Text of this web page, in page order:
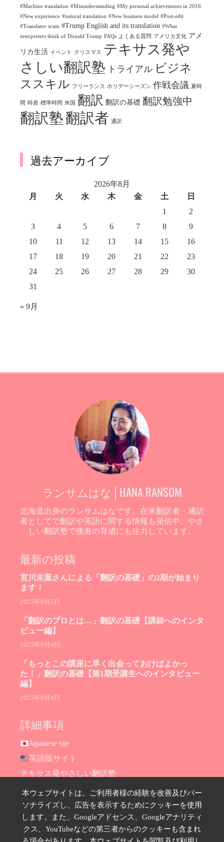
#Machine translation #Misunderstanding #My personal achievements in 2016
#New experience #natural translation #New business model #Post-edit
#Translator scam #Trump English and its translation #What
interpreters think of Donald Trump FAQs よくある質問 アメリカ文化 アメ
リカ生活 イベント クリスマス
テキサス発や
さしい翻訳塾 トライアル ビジネ
ススキル フリーランス ホリデーシーズン 作戦会議 夏時
間 時差 標準時間 米国 翻訳 翻訳の基礎 翻訳勉強中
翻訳塾翻訳者 通訳
過去アーカイブ
2026年8月
月
火 水 木 金 土
日
1
2
3
4 5 6 7 8
9
10
11 12 13 14 15
16
17
18 19 20 21 22
23
24
25 26 27 28 29
30
31
« 9月
ランサムはな│HANA RANSOM
北海道出身のランサムはなです。在米翻訳者・通訳
者としてで翻訳や英語に関する情報も発信中。やさ
しい翻訳塾で後進の育成にも注力しています。
最新の投稿
宮川未葉さんによる「翻訳の基礎」の2期が始まり
ます！
2025年9月5日
「翻訳のプロとは…」翻訳の基礎【講師へのインタ
ビュー編】
2025年9月4日
「もっとこの講座に早く出会っておけばよかっ
た！」翻訳の基礎【第1期受講生へのインタビュー
編】
2025年9月4日
詳細事項
Japanese site
英語版サイト
テキサス発やさしい翻訳塾
Hana Ransom Shop
Site map
お問い合わせ
プライバシーポリシー
本ウェブサイトは、ご利用者様の経験を改善及びパー
ソナライズし、広告を表示するためにクッキーを使用
します。また、Googleアドセンス、Googleアナリティ
クス、YouTubeなどの第三者からのクッキーも含まれ